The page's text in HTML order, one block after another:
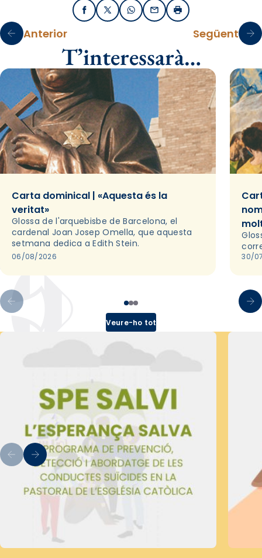
FacebookX / TwitterWhatsApp
EmailImprimir
Anterior Següent
T’interessarà…
Carta dominical | «Aquesta és la
veritat»
Glossa de l'arquebisbe de Barcelona, el
cardenal Joan Josep Omella, que aquesta
setmana dedica a Edith Stein.
06/08/2026 30/
Veure-ho tot